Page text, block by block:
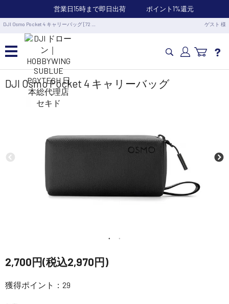
営業日15時まで即日出荷 ポイント1%還元
DJI Osmo Pocket 4 キャリーバッグ [72 … ゲスト 様
カメラドローン・生活家電
業務用ドローン・業務関連製品
水中ドローン(ROV)・水中スクーター
講習会･国家資格･WEBセミナー
定期配信!
DJI Osmo Pocket 4 キャリーバッグ
2,700円(税込2,970円)
獲得ポイント：29